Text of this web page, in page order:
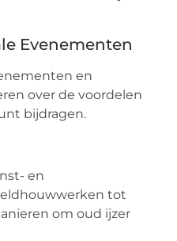
Evenementen
en
over de voordelen
bijdragen.
en
tot
om oud ijzer